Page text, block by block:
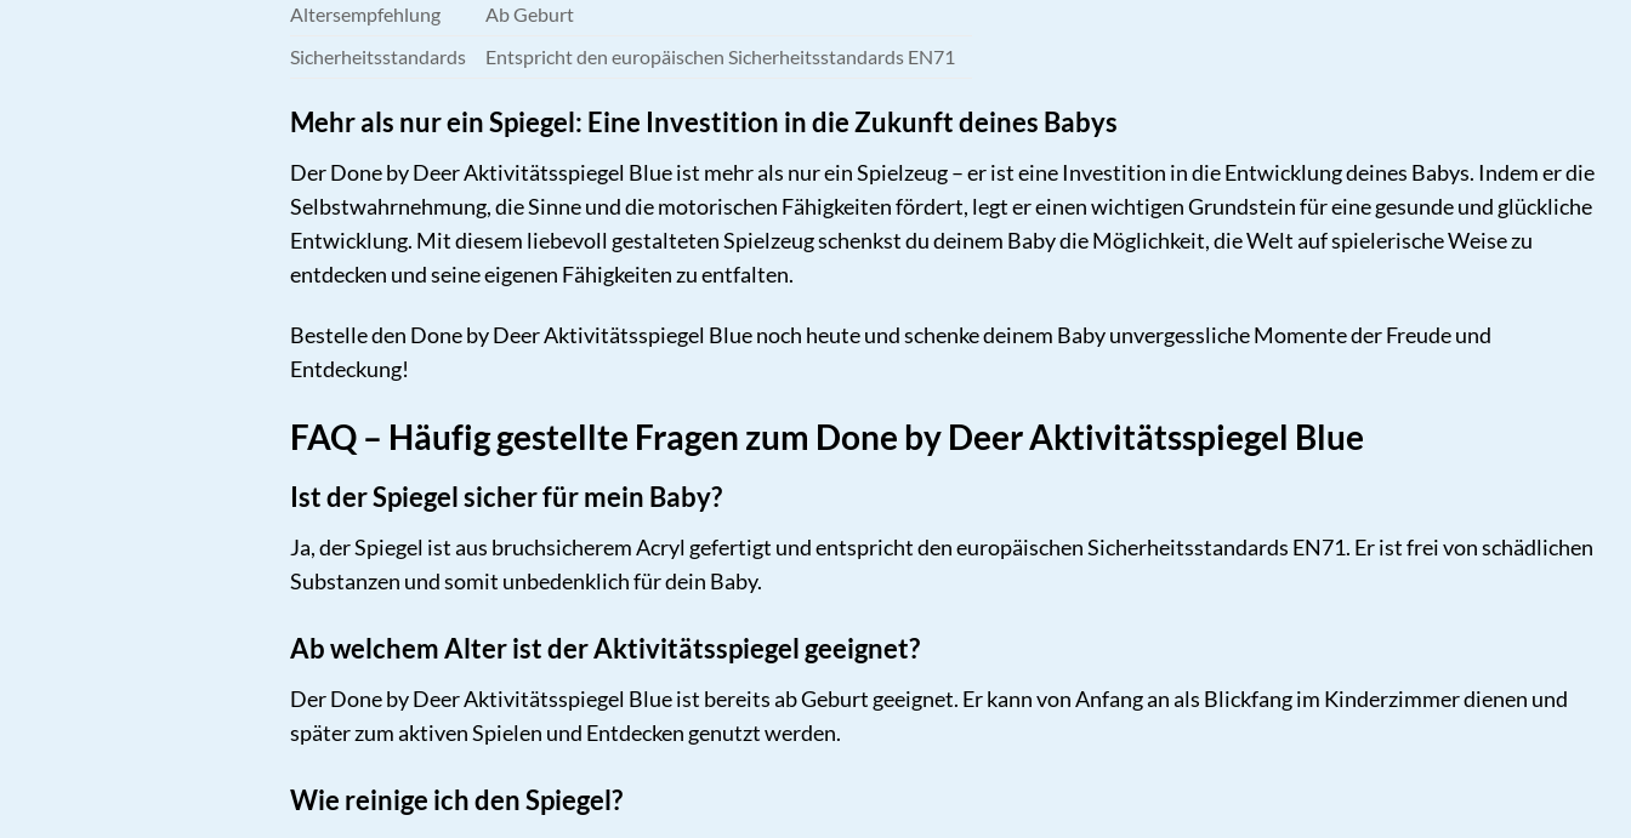
Altersempfehlung
Ab Geburt
Sicherheitsstandards
Entspricht den europäischen Sicherheitsstandards EN71
Mehr als nur ein Spiegel: Eine Investition in die Zukunft deines Babys
Der Done by Deer Aktivitätsspiegel Blue ist mehr als nur ein Spielzeug – er ist eine Investition in die Entwicklung deines Babys. Indem er die
Selbstwahrnehmung, die Sinne und die motorischen Fähigkeiten fördert, legt er einen wichtigen Grundstein für eine gesunde und glückliche
Entwicklung. Mit diesem liebevoll gestalteten Spielzeug schenkst du deinem Baby die Möglichkeit, die Welt auf spielerische Weise zu
entdecken und seine eigenen Fähigkeiten zu entfalten.
Bestelle den Done by Deer Aktivitätsspiegel Blue noch heute und schenke deinem Baby unvergessliche Momente der Freude und
Entdeckung!
FAQ – Häufig gestellte Fragen zum Done by Deer Aktivitätsspiegel Blue
Ist der Spiegel sicher für mein Baby?
Ja, der Spiegel ist aus bruchsicherem Acryl gefertigt und entspricht den europäischen Sicherheitsstandards EN71. Er ist frei von schädlichen
Substanzen und somit unbedenklich für dein Baby.
Ab welchem Alter ist der Aktivitätsspiegel geeignet?
Der Done by Deer Aktivitätsspiegel Blue ist bereits ab Geburt geeignet. Er kann von Anfang an als Blickfang im Kinderzimmer dienen und
später zum aktiven Spielen und Entdecken genutzt werden.
Wie reinige ich den Spiegel?